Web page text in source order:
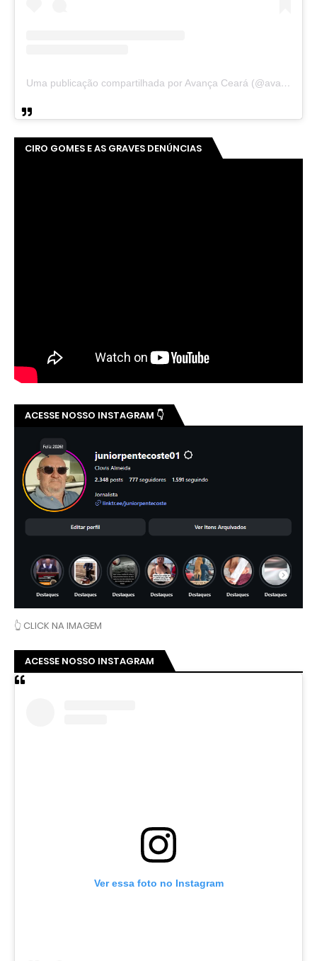
Uma publicação compartilhada por Avança Ceará (@avancaceara)
CIRO GOMES E AS GRAVES DENÚNCIAS
ACESSE NOSSO INSTAGRAM 👇
👆 CLICK NA IMAGEM
ACESSE NOSSO INSTAGRAM
Ver essa foto no Instagram